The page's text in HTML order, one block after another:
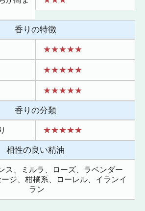
香りの特徴
★★★★★
★★★★★
★★★★★
香りの分類
★★★★★
相性の良い精油
ス、ミルラ、ローズ、ラベンダー
ジ、柑橘系、ローレル、イランイ
ラン